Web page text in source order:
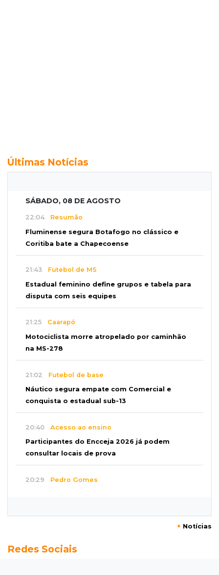
Últimas Notícias
SÁBADO, 08 DE AGOSTO
22:04 Resumão
Fluminense segura Botafogo no clássico e
Coritiba bate a Chapecoense
21:43 Futebol de MS
Estadual feminino define grupos e tabela para
disputa com seis equipes
21:25 Caarapó
Motociclista morre atropelado por caminhão
na MS-278
21:02 Futebol de base
Náutico segura empate com Comercial e
conquista o estadual sub-13
20:40 Acesso ao ensino
Participantes do Encceja 2026 já podem
consultar locais de prova
20:29 Pedro Gomes
Pantanal treina em Goiânia antes de jogo que
+ Notícias
Redes Sociais